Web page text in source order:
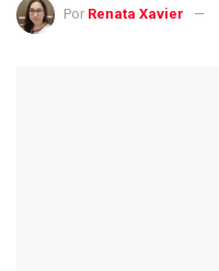
Por Renata Xavier